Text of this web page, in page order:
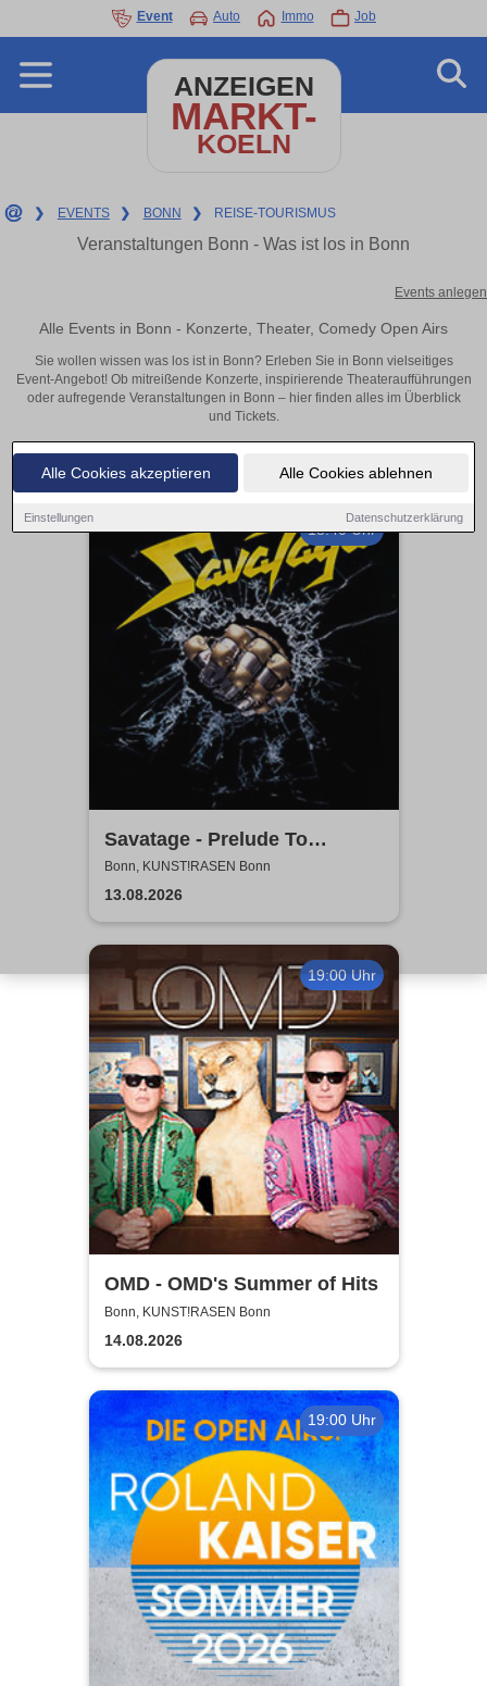
Alle Cookies akzeptieren Alle Cookies ablehnen
Einstellungen Datenschutzerklärung
Event Auto Immo Job
ANZEIGEN
MARKT-
KOELN
❯ EVENTS ❯ BONN ❯ REISE-TOURISMUS
Veranstaltungen Bonn - Was ist los in Bonn
Events anlegen
Alle Events in Bonn - Konzerte, Theater, Comedy Open Airs
Sie wollen wissen was los ist in Bonn? Erleben Sie in Bonn vielseitiges
Event-Angebot! Ob mitreißende Konzerte, inspirierende Theateraufführungen
oder aufregende Veranstaltungen in Bonn – hier finden alles im Überblick
und Tickets.
18:40 Uhr
Savatage - Prelude To
Madness - Summer Tour 2026
Bonn, KUNST!RASEN Bonn
13.08.2026
19:00 Uhr
OMD - OMD's Summer of Hits
Bonn, KUNST!RASEN Bonn
14.08.2026
19:00 Uhr